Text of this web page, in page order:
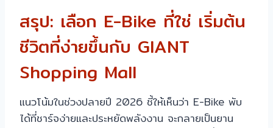
สรุป: เลือก E-Bike ที่ใช่ เริ่มต้น
ชีวิตที่ง่ายขึ้นกับ GIANT
Shopping Mall
แนวโน้มในช่วงปลายปี 2026 ชี้ให้เห็นว่า E-Bike พับ
ได้ที่ชาร์จง่ายและประหยัดพลังงาน จะกลายเป็นยาน